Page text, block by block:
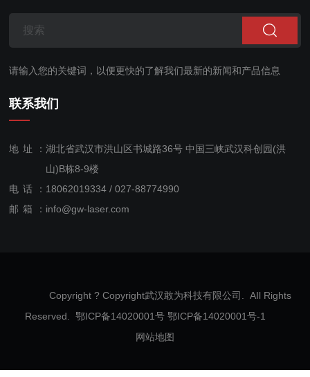
请输入您的关键词，以便更快的了解我们最新的新闻和产品信息
联系我们
地址： 湖北省武汉市洪山区书城路36号 中国三峡武汉科创园(洪
山)B栋8-9楼
电话： 18062019334 / 027-88774990
售后服
邮箱： info@gw-laser.com
Copyright ? Copyright武汉敢为科技有限公司. AIl Rights
Reserved. 鄂ICP备14020001号 鄂ICP备14020001号-1
网站地图